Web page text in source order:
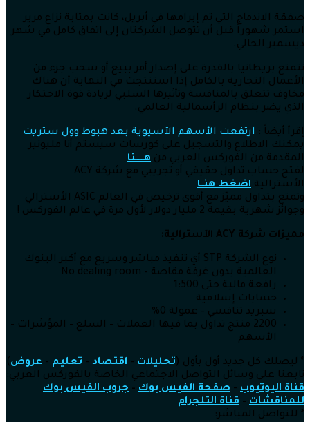
صفقة الاندماج التي تم إبرامها في أبريل، كانت بمثابة نزاع مرير
استمر شهوراً قبل أن تتوصل الشركتان إلى اتفاق كامل في شهر
ديسمبر الحالي.
تتمتع بريطانيا بالقدرة على إصدار أمر ببيع أو سحب جزء من
الأعمال التجارية بالكامل إذا استنتجت في النهاية أن هناك
مخاوف تتعلق بالمنافسة وتأثيرها السلبي لزيادة قوة الاحتكار
الذي يضر بنظام الرأسمالية العالمي.
إقرأ أيضاً : ارتفعت الأسهم الآسيوية بعد هبوط وول ستريت
يمكنك الاطلاع والتسجيل على كورسات سيستم أنا مليونير
المقدمة من الفوركس العربي من هــــــنا
لفتح حساب تداول حقيقي أو تجريبي مع شركة ACY
الأسترالية اضغط هنــا
وتمتع بتداول مميّز مع أقوى ترخيص في العالم ASIC الأسترالي
وجوائز شهرية بقيمة 2 مليار دولار لأول مرة في عالم الفوركس !
مميزات شركة ACY الأسترالية:
نوع الشركة STP أي تنفيذ مباشر وسريع مع أكبر البنوك
العالمية بدون غرفة مقاصة – No dealing room
رافعة مالية حتى 1:500
حسابات إسلامية
سبريد تنافسي – عمولة 0%
2200 منتج تداول بما فيها العملات – السلع – المؤشرات –
الأسهم
* ليصلك كل جديد أول بأول (تحليلات– اقتصاد– تعليم– عروض)
تابعنا على وسائل التواصل الاجتماعي الخاصة بالفوركس العربي:
قناة اليوتيوب – صفحة الفيس بوك – جروب الفيس بوك
للمناقشات – قناة التلجرام
* للتواصل المباشر: